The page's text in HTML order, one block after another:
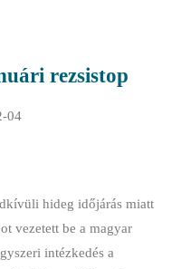
rezsistop
04
hideg időjárás miatt
vezetett be a magyar
intézkedés a